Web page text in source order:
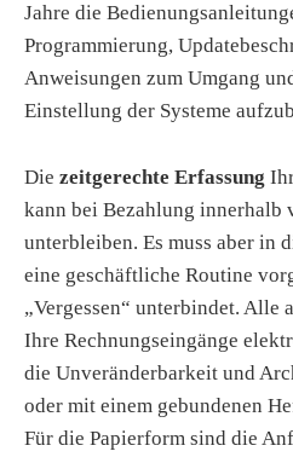
Jahre die
Programmierung,
Anweisungen zum Umgang
Einstellung der Systeme
Die zeitgerechte Erfassung
kann bei Bezahlung innerhalb
unterbleiben. Es muss aber in
eine geschäftliche Routine
„Vergessen“ unterbindet. Alle
Ihre Rechnungseingänge
die Unveränderbarkeit und
oder mit einem gebundenen
Für die Papierform sind die